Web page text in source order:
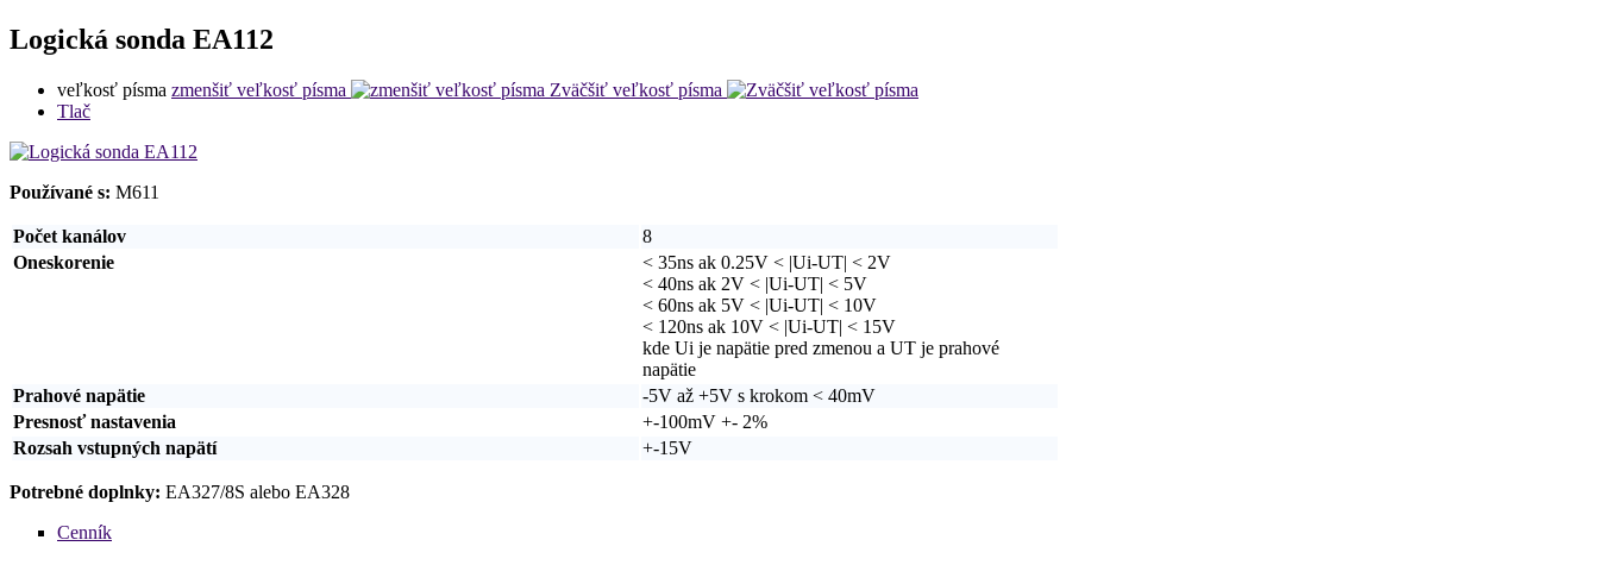
Logická sonda EA112
veľkosť písma zmenšiť veľkosť písma
Zväčšiť veľkosť písma
Tlač
Používané s: M611
Počet kanálov
8
Oneskorenie
< 35ns ak 0.25V < |Ui-UT| < 2V
< 40ns ak 2V < |Ui-UT| < 5V
< 60ns ak 5V < |Ui-UT| < 10V
< 120ns ak 10V < |Ui-UT| < 15V
kde Ui je napätie pred zmenou a UT je prahové
napätie
Prahové napätie
-5V až +5V s krokom < 40mV
Presnosť nastavenia
+-100mV +- 2%
Rozsah vstupných napätí
+-15V
Potrebné doplnky: EA327/8S alebo EA328
Cenník